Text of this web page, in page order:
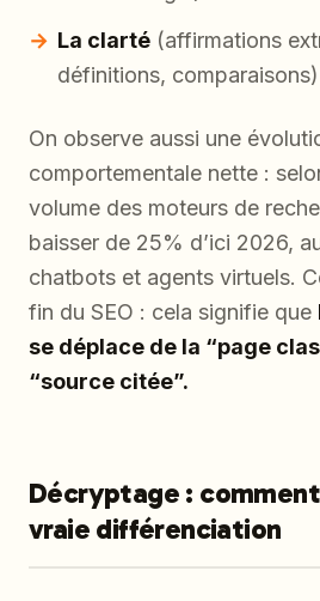
La clarté (affirmations
définitions, comparaisons)
On observe aussi une
comportementale nette :
volume des moteurs de
baisser de 25% d’ici 2026,
chatbots et agents virtuels.
fin du SEO : cela signifie que
se déplace de la “page
“source citée”.
Décryptage :
vraie différenciation